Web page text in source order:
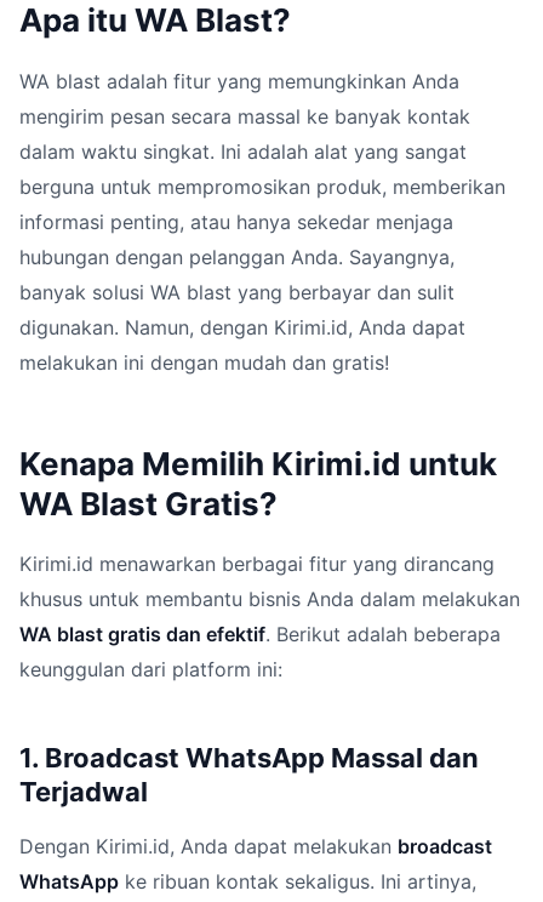
Apa itu WA Blast?
WA blast adalah fitur yang memungkinkan Anda
mengirim pesan secara massal ke banyak kontak
dalam waktu singkat. Ini adalah alat yang sangat
berguna untuk mempromosikan produk, memberikan
informasi penting, atau hanya sekedar menjaga
hubungan dengan pelanggan Anda. Sayangnya,
banyak solusi WA blast yang berbayar dan sulit
digunakan. Namun, dengan Kirimi.id, Anda dapat
melakukan ini dengan mudah dan gratis!
Kenapa Memilih Kirimi.id untuk
WA Blast Gratis?
Kirimi.id menawarkan berbagai fitur yang dirancang
khusus untuk membantu bisnis Anda dalam melakukan
WA blast gratis dan efektif. Berikut adalah beberapa
keunggulan dari platform ini:
1. Broadcast WhatsApp Massal dan
Terjadwal
Dengan Kirimi.id, Anda dapat melakukan broadcast
WhatsApp ke ribuan kontak sekaligus. Ini artinya,